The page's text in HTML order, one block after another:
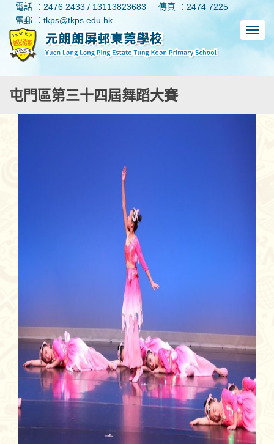
電話 ：2476 2433 / 13113823683
傳真 ：2474 7225
電郵 ：tkps@tkps.edu.hk
屯門區第三十四屆舞蹈大賽